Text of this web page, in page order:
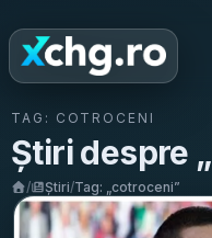
TAG: COTROCENI
Știri despre „
/ Știri/Tag: „cotroceni”